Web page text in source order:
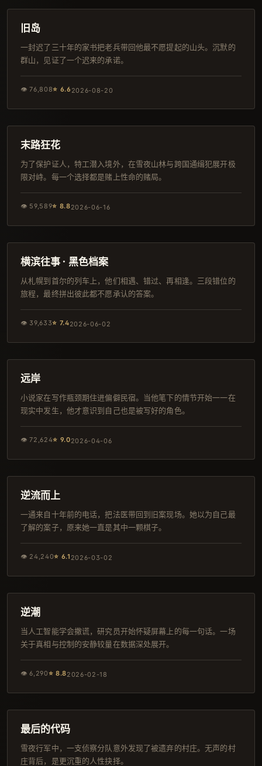
4K
旧岛
一封迟了三十年的家书把老兵带回他最不愿提起的山头。沉默的
群山，见证了一个迟来的承诺。
👁76,808⭐ 6.6 2026-08-20
独播
末路狂花
为了保护证人，特工潜入境外，在雪夜山林与跨国通缉犯展开极
限对峙。每一个选择都是赌上性命的赌局。
👁 59,589⭐ 8.82026-06-16
4K
横滨往事 · 黑色档案
从札幌到首尔的列车上，他们相遇、错过、再相逢。三段错位的
旅程，最终拼出彼此都不愿承认的答案。
👁 39,633⭐ 7.42026-06-02
4K
远岸
小说家在写作瓶颈期住进偏僻民宿。当他笔下的情节开始一一在
现实中发生，他才意识到自己也是被写好的角色。
👁72,624⭐ 9.02026-04-06
连载中
逆流而上
一通来自十年前的电话，把法医带回到旧案现场。她以为自己最
了解的案子，原来她一直是其中一颗棋子。
👁 24,240⭐ 6.1 2026-03-02
日本
逆潮
当人工智能学会撒谎，研究员开始怀疑屏幕上的每一句话。一场
关于真相与控制的安静较量在数据深处展开。
👁6,290⭐ 8.82026-02-18
热播
最后的代码
雪夜行军中，一支侦察分队意外发现了被遗弃的村庄。无声的村
庄背后，是更沉重的人性抉择。